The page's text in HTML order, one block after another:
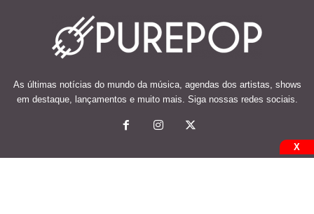
As últimas notícias do mundo da música, agendas dos artistas, shows
em destaque, lançamentos e muito mais. Siga nossas redes sociais.
X